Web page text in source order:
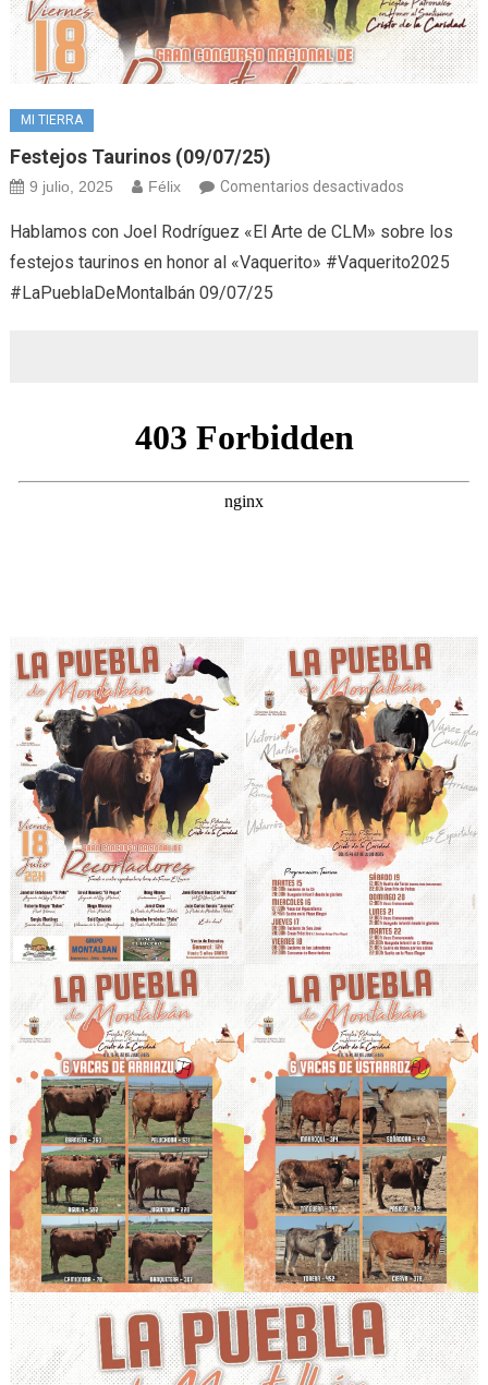
MI TIERRA
Festejos Taurinos (09/07/25)
9 julio, 2025 Félix Comentarios desactivadosen
taurinos
(09/07/25)
Hablamos con Joel Rodríguez «El Arte de CLM» sobre los
festejos taurinos en honor al «Vaquerito» #Vaquerito2025
#LaPueblaDeMontalbán 09/07/25